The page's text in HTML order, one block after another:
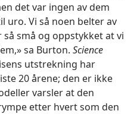
det var ingen av dem
uro. Vi så noen belter av
små og oppstykket at vi
sa Burton. Science
utstrekning har
20 årene; den er ikke
varsler at den
etter hvert som den